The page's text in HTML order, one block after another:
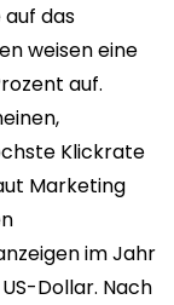
auf das
weisen eine
auf.
Klickrate
Marketing
im Jahr
Dollar. Nach